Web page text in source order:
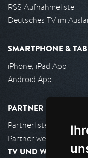
RSS Aufnahmeliste
Deutsches TV im
SMARTPHONE &
iPhone, iPad App
Android App
PARTNER
Partnerliste
Partner werden
TV UND